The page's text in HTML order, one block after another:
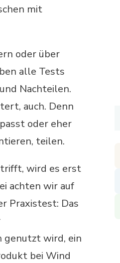
mit
oder über
alle Tests
Nachteilen.
auch. Denn
oder eher
teilen.
wird es erst
achten wir auf
Praxistest: Das
genutzt wird, ein
bei Wind